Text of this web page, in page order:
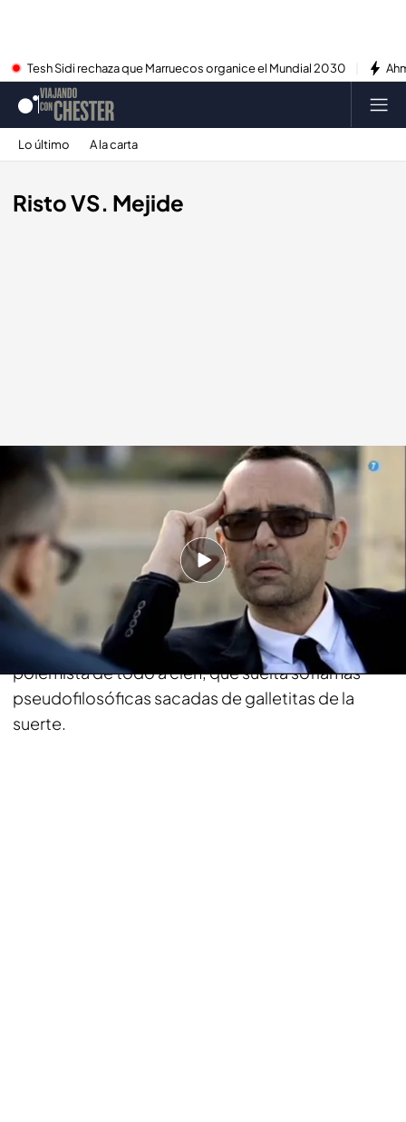
Tesh Sidi rechaza que Marruecos organice el Mundial 2030
Lo último A la carta
Risto VS. Mejide
cuatro.com
12 MAY 2014 - 14:50h.
Compartir
Risto Mejide va a dedicar la segunda temporada
de 'Viajando con Chester' a destrozar a un
polemista de todo a cien, que suelta soflamas
pseudofilosóficas sacadas de galletitas de la
suerte.